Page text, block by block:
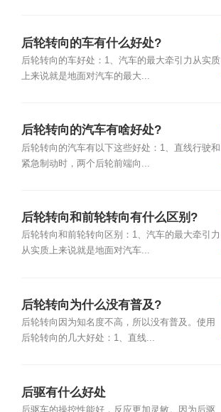
后轮转向的车有什么好处?
后轮转向的车好处：1、汽车的最大牵引力从实质
上来说就是地面对汽车的最大...
后轮转向的汽车有啥好处?
后轮转向的汽车有以下这些好处：1、直线行驶和
紧急制动时，两个后轮前端向...
后轮转向和前轮转向有什么区别?
后轮转向和前轮转向区别：1、汽车的最大牵引力
从实质上来说就是地面对汽车...
后轮转向为什么没有普及?
后轮转向因为知名度不高，所以没有普及。使用
后轮转向的几大好处：1、直线...
后驱有什么好处
后驱车的操控性能好，反应更加灵敏。因为后驱